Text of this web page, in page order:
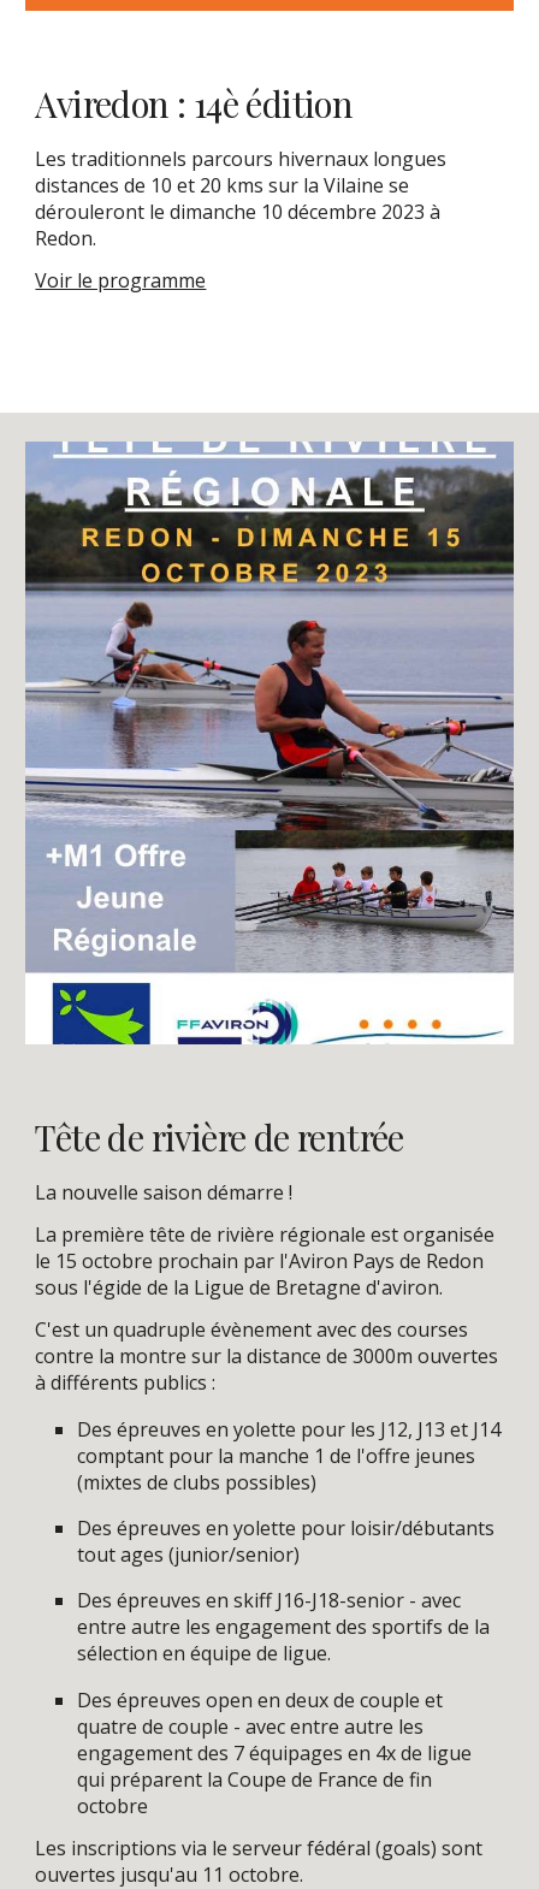
Aviredon : 14è édition
Les traditionnels parcours hivernaux longues
distances de 10 et 20 kms sur la Vilaine se
dérouleront le dimanche 10 décembre 2023 à
Redon.
Voir le programme
Tête de rivière de rentrée
La nouvelle saison démarre !
La première tête de rivière régionale est organisée
le 15 octobre prochain par l'Aviron Pays de Redon
sous l'égide de la Ligue de Bretagne d'aviron.
C'est un quadruple évènement avec des courses
contre la montre sur la distance de 3000m ouvertes
à différents publics :
Des épreuves en yolette pour les J12, J13 et J14
comptant pour la manche 1 de l'offre jeunes
(mixtes de clubs possibles)
Des épreuves en yolette pour loisir/débutants
tout ages (junior/senior)
Des épreuves en skiff J16-J18-senior - avec
entre autre les engagement des sportifs de la
sélection en équipe de ligue.
Des épreuves open en deux de couple et
quatre de couple - avec entre autre les
engagement des 7 équipages en 4x de ligue
qui préparent la Coupe de France de fin
octobre
Les inscriptions via le serveur fédéral (goals) sont
ouvertes jusqu'au 11 octobre.